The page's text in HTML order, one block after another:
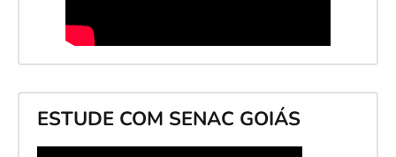
ESTUDE COM SENAC GOIÁS